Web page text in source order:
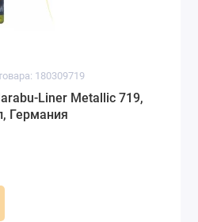
180309719
Liner Metallic 719,
Германия